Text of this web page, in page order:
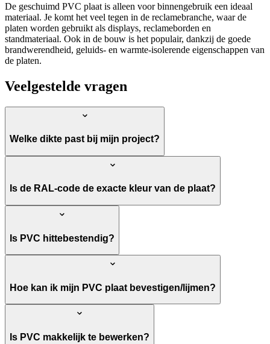
De geschuimd PVC plaat is alleen voor binnengebruik een ideaal
materiaal. Je komt het veel tegen in de reclamebranche, waar de
platen worden gebruikt als displays, reclameborden en
standmateriaal. Ook in de bouw is het populair, dankzij de goede
brandwerendheid, geluids- en warmte-isolerende eigenschappen van
de platen.
Veelgestelde vragen
Welke dikte past bij mijn project?
Is de RAL-code de exacte kleur van de plaat?
Is PVC hittebestendig?
Hoe kan ik mijn PVC plaat bevestigen/lijmen?
Is PVC makkelijk te bewerken?